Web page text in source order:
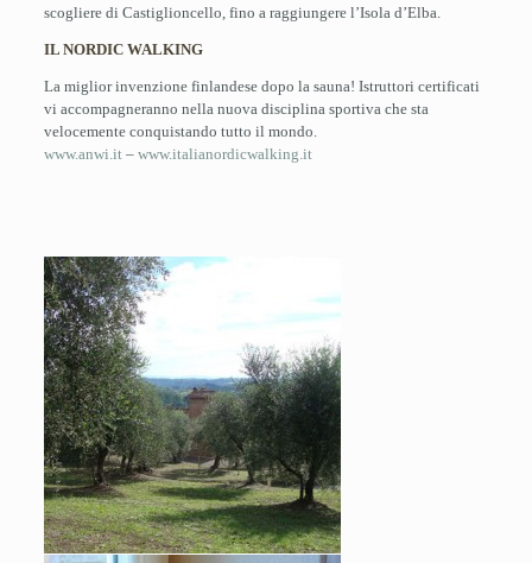
scogliere di Castiglioncello, fino a raggiungere l’Isola d’Elba.
IL NORDIC WALKING
La miglior invenzione finlandese dopo la sauna! Istruttori certificati
vi accompagneranno nella nuova disciplina sportiva che sta
velocemente conquistando tutto il mondo.
www.anwi.it –www.italianordicwalking.it